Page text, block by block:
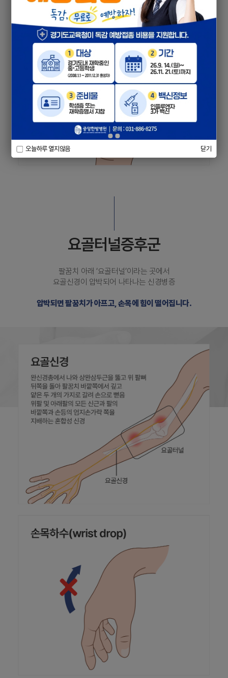
오늘하루 열지않음 닫기
요골터널증후군
팔꿈치 아래 ‘요골터널’이라는 곳에서
요골신경이 압박되어 나타나는 신경병증
압박되면 팔꿈치가 아프고, 손목에 힘이 떨어집니다.